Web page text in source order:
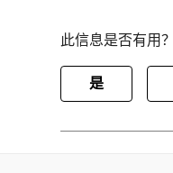
此信息是否有用？
是